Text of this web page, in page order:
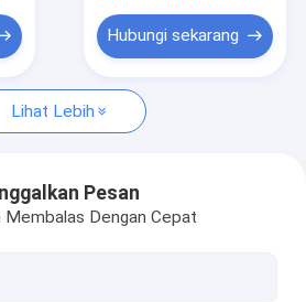
Hubungi sekarang
Lihat Lebih
Pesan
Membalas Dengan Cepat